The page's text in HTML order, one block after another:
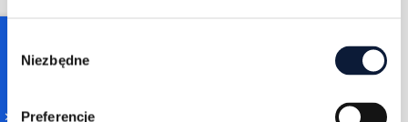
Selection
Niezbędne
Preferencje